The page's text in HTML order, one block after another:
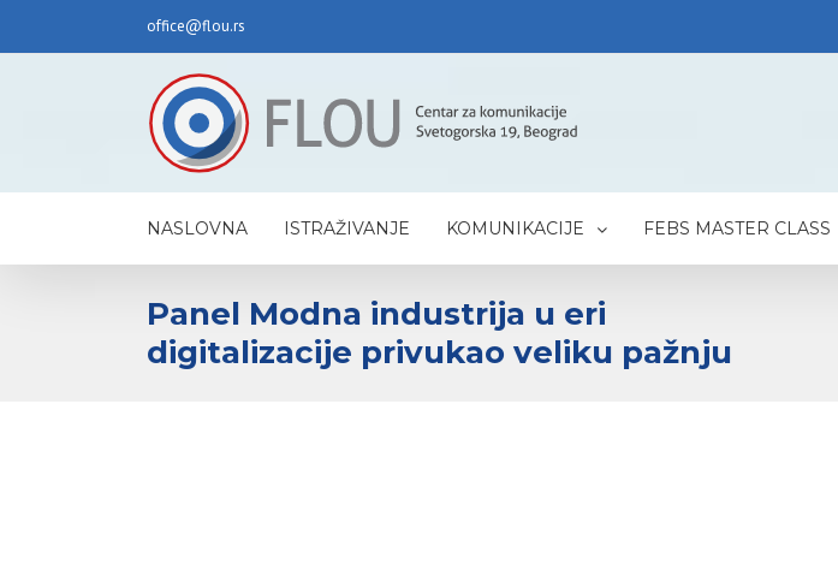
office@flou.rs
NASLOVNA ISTRAŽIVANJE KOMUNIKACIJE FEBS MASTER CLASS
Panel Modna industrija u eri
digitalizacije privukao veliku pažnju